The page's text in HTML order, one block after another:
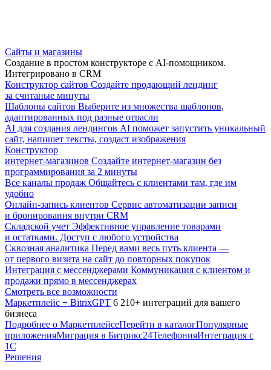
Сайты и магазины
Создание в простом конструкторе с AI-помощником.
Интегрировано в CRM
Конструктор сайтов Создайте продающий лендинг
за считаные минуты
Шаблоны сайтов Выберите из множества шаблонов,
адаптированных под разные отрасли
AI для создания лендингов AI поможет запустить уникальный
сайт, напишет тексты, создаст изображения
Конструктор
интернет-магазинов Создайте интернет-магазин без
программирования за 2 минуты
Все каналы продаж Общайтесь с клиентами там, где им
удобно
Онлайн-запись клиентов Сервис автоматизации записи
и бронирования внутри CRM
Складской учет Эффективное управление товарами
и остатками. Доступ с любого устройства
Сквозная аналитика Перед вами весь путь клиента —
от первого визита на сайт до повторных покупок
Интеграция с мессенджерами Коммуникация с клиентом и
продажи прямо в мессенджерах
Смотреть все возможности
Маркетплейс + BitrixGPT 6 210+ интеграций для вашего
бизнеса
Подробнее о МаркетплейсеПерейти в каталогПопулярные
приложенияМиграция в Битрикс24ТелефонияИнтеграция с
1С
Решения